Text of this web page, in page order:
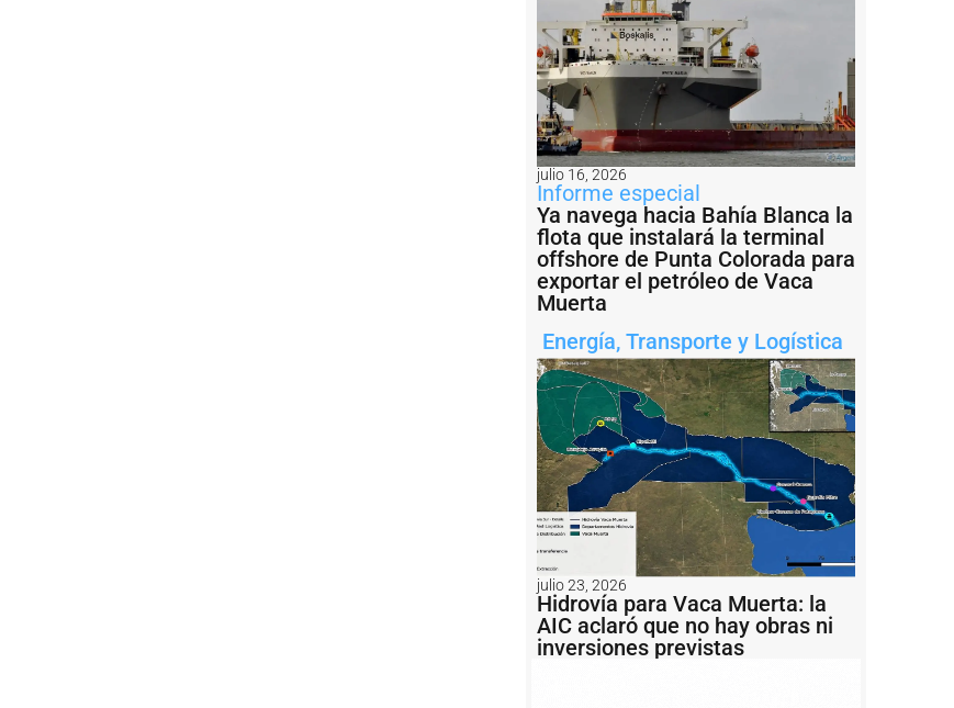
julio 16, 2026
Informe especial
Ya navega hacia Bahía Blanca la
flota que instalará la terminal
offshore de Punta Colorada para
exportar el petróleo de Vaca
Muerta
Energía, Transporte y Logística
julio 23, 2026
Hidrovía para Vaca Muerta: la
AIC aclaró que no hay obras ni
inversiones previstas